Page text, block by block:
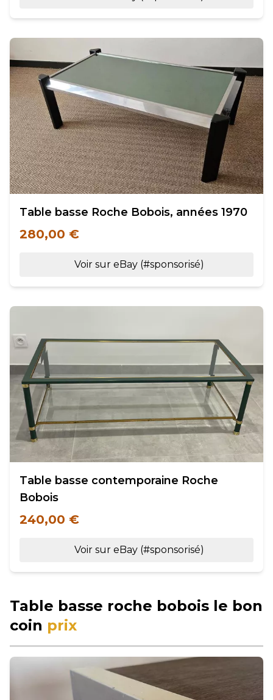
Table basse Roche Bobois, années 1970
280,00 €
Voir sur eBay (#sponsorisé)
Table basse contemporaine Roche
Bobois
240,00 €
Voir sur eBay (#sponsorisé)
Table basse roche bobois le bon
coin prix